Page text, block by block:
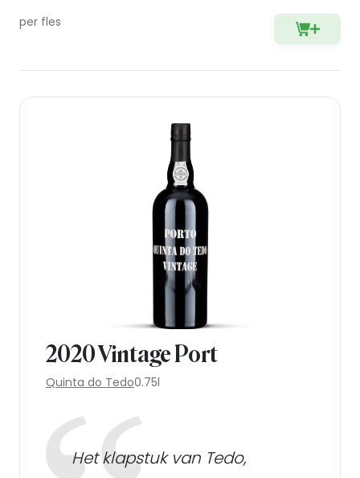
2020 Vintage Port
Quinta do Tedo0.75l
Het klapstuk van Tedo,
per fles